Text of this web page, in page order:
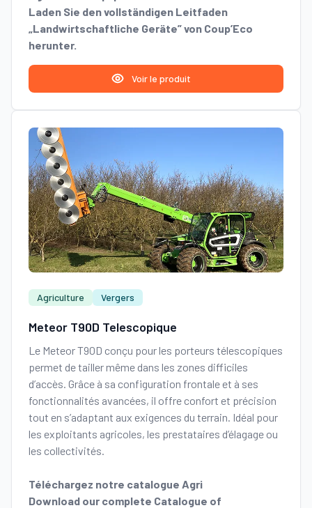
Laden Sie den vollständigen Leitfaden
„Landwirtschaftliche Geräte” von Coup’Eco
herunter.
Voir le produit
Agriculture Vergers
Meteor T90D Telescopique
Le Meteor T90D conçu pour les porteurs télescopiques
permet de tailler même dans les zones difficiles
d’accès. Grâce à sa configuration frontale et à ses
fonctionnalités avancées, il offre confort et précision
tout en s’adaptant aux exigences du terrain. Idéal pour
les exploitants agricoles, les prestataires d’élagage ou
les collectivités.
Téléchargez notre catalogue Agri
Download our complete Catalogue of